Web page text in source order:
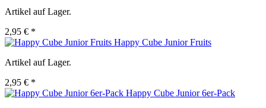
Artikel auf Lager.
2,95 € *
Happy Cube Junior Fruits
Artikel auf Lager.
2,95 € *
Happy Cube Junior 6er-Pack